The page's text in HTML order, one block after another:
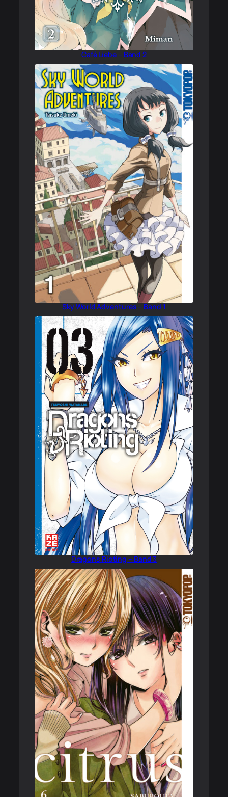
Café Liebe – Band 2
Sky World Adventures – Band 1
Dragons Rioting – Band 3